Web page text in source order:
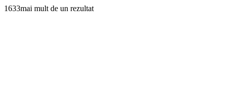
1633mai mult de un rezultat